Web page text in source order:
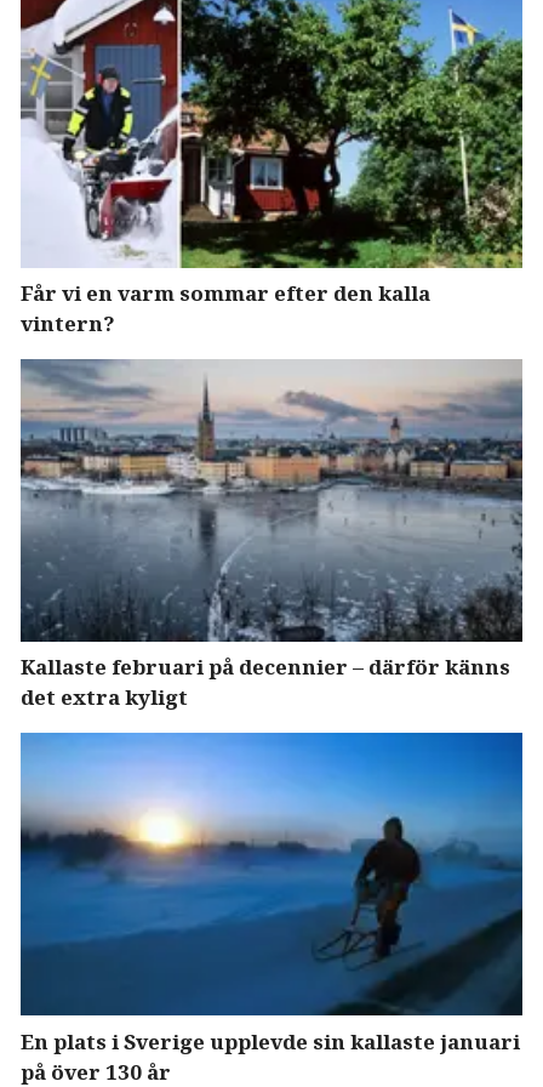
Får vi en varm sommar efter den kalla
vintern?
Kallaste februari på decennier – därför känns
det extra kyligt
En plats i Sverige upplevde sin kallaste januari
på över 130 år